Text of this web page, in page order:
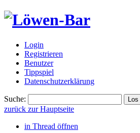
Login
Registrieren
Benutzer
Tippspiel
Datenschutzerklärung
Suche:
zurück zur Hauptseite
in Thread öffnen